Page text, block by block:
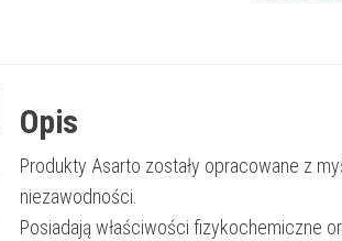
|
Opis
Produkty Asarto zostały opracowane z
niezawodności.
Posiadają właściwości fizykochemiczne